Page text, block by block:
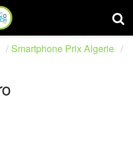
Smartphone Prix Algerie